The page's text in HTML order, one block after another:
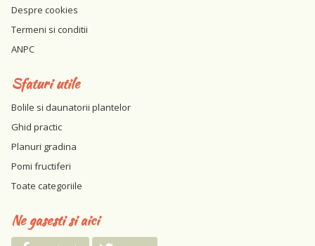
Despre cookies
Termeni si conditii
ANPC
Sfaturi utile
Bolile si daunatorii plantelor
Ghid practic
Planuri gradina
Pomi fructiferi
Toate categoriile
Ne gasesti si aici